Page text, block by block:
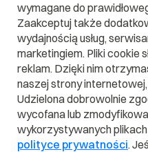
wymagane do
Zaakceptuj także
wydajnością usług,
marketingiem. Pliki cookie
reklam. Dzięki nim
naszej strony
Udzielona dobrowolnie
wycofana lub
wykorzystywanych
polityce prywatności.